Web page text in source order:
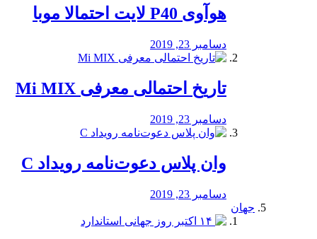
هوآوی P40 لایت احتمالا موبا
دسامبر 23, 2019
تاریخ احتمالی معرفی Mi MIX
دسامبر 23, 2019
وان پلاس دعوت‌نامه رویداد C
دسامبر 23, 2019
جهان